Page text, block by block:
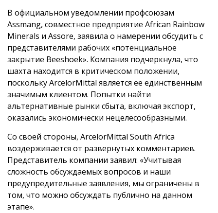
В официальном уведомлении профсоюзам
Assmang, совместное предприятие African Rainbow
Minerals и Assore, заявила о намерении обсудить с
представителями рабочих «потенциальное
закрытие Beeshoek». Компания подчеркнула, что
шахта находится в критическом положении,
поскольку ArcelorMittal является ее единственным
значимым клиентом. Попытки найти
альтернативные рынки сбыта, включая экспорт,
оказались экономически нецелесообразными.
Со своей стороны, ArcelorMittal South Africa
воздерживается от развернутых комментариев.
Представитель компании заявил: «Учитывая
сложность обсуждаемых вопросов и наши
предупредительные заявления, мы ограничены в
том, что можно обсуждать публично на данном
этапе».